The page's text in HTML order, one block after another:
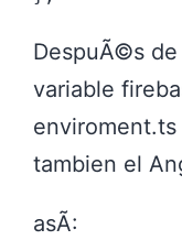
DespuÃ©s
variable
tambien el
asÃ­: